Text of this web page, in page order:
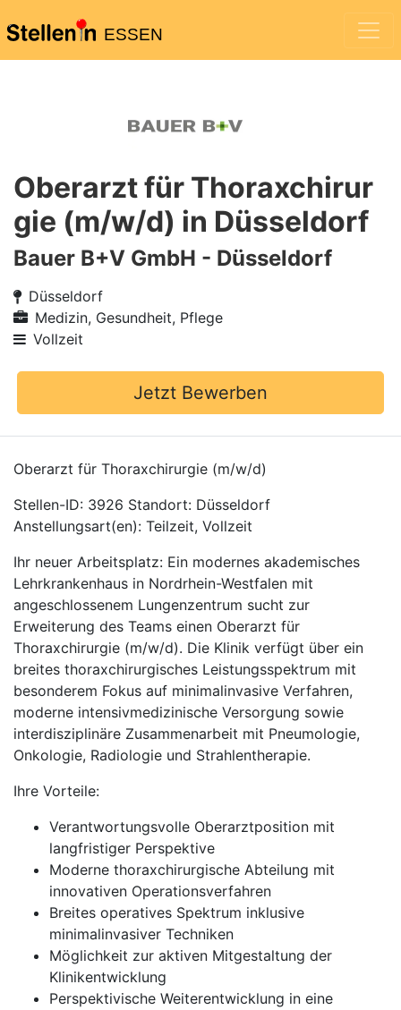
ESSEN
Oberarzt für Thoraxchirur
gie (m/w/d) in Düsseldorf
Bauer B+V GmbH - Düsseldorf
Düsseldorf
Medizin, Gesundheit, Pflege
Vollzeit
Jetzt Bewerben
Oberarzt für Thoraxchirurgie (m/w/d)
Stellen-ID: 3926 Standort: Düsseldorf
Anstellungsart(en): Teilzeit, Vollzeit
Ihr neuer Arbeitsplatz: Ein modernes akademisches
Lehrkrankenhaus in Nordrhein-Westfalen mit
angeschlossenem Lungenzentrum sucht zur
Erweiterung des Teams einen Oberarzt für
Thoraxchirurgie (m/w/d). Die Klinik verfügt über ein
breites thoraxchirurgisches Leistungsspektrum mit
besonderem Fokus auf minimalinvasive Verfahren,
moderne intensivmedizinische Versorgung sowie
interdisziplinäre Zusammenarbeit mit Pneumologie,
Onkologie, Radiologie und Strahlentherapie.
Ihre Vorteile:
Verantwortungsvolle Oberarztposition mit
langfristiger Perspektive
Moderne thoraxchirurgische Abteilung mit
innovativen Operationsverfahren
Breites operatives Spektrum inklusive
minimalinvasiver Techniken
Möglichkeit zur aktiven Mitgestaltung der
Klinikentwicklung
Perspektivische Weiterentwicklung in eine